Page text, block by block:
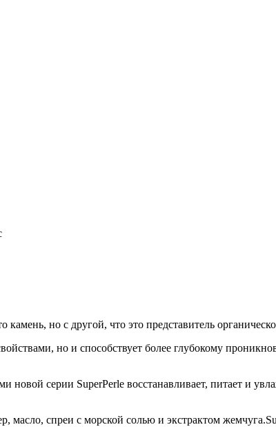
но с другой, что это представитель
но и способствует более глубокому
серии SuperPerle восстанавливает, питает и
спреи с морской солью и экстрактом